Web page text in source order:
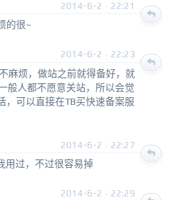
2014-6-2 · 22:21
的很~
2014-6-2 · 22:23
麻烦，做站之前就得备好，就
般人都不愿意关站，所以会觉
，可以直接在TB买快速备案服
2014-6-2 · 22:27
用过，不过很容易掉
2014-6-2 · 22:29